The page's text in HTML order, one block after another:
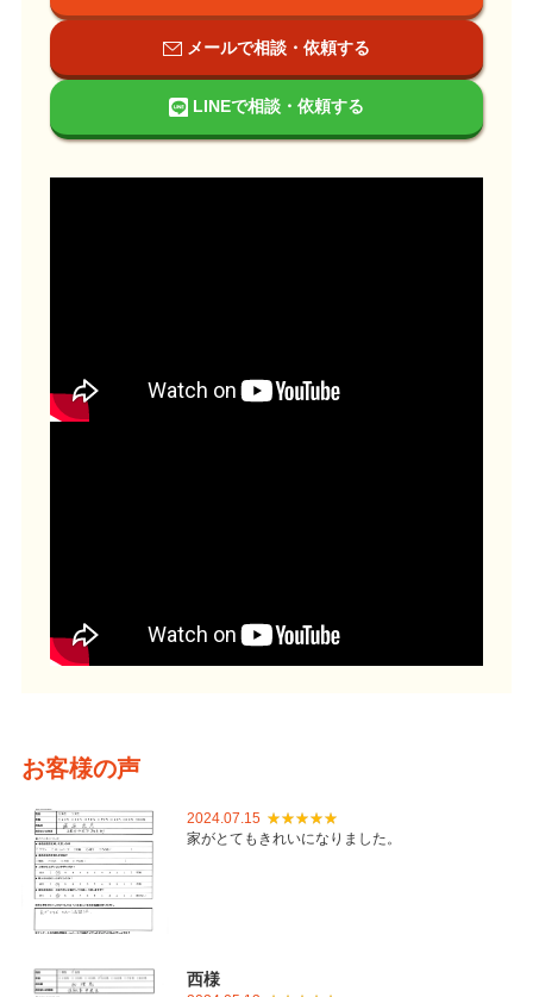
メールで相談・依頼する
LINEで相談・依頼する
お客様の声
2024.07.15
家がとてもきれいになりました。
西様